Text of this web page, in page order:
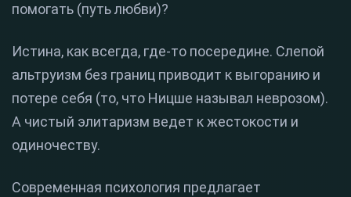
помогать (путь любви)?
Истина, как всегда, где-то посередине. Слепой
альтруизм без границ приводит к выгоранию и
потере себя (то, что Ницше называл неврозом).
А чистый элитаризм ведет к жестокости и
одиночеству.
Современная психология предлагает